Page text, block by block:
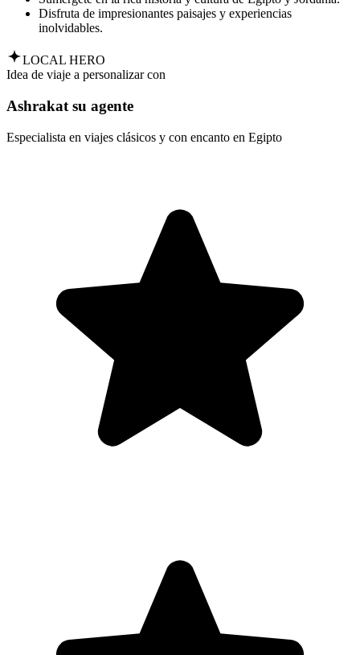
Disfruta de impresionantes paisajes y experiencias
inolvidables.
LOCAL HERO
Idea de viaje a personalizar con
Ashrakat su agente
Especialista en viajes clásicos y con encanto en Egipto